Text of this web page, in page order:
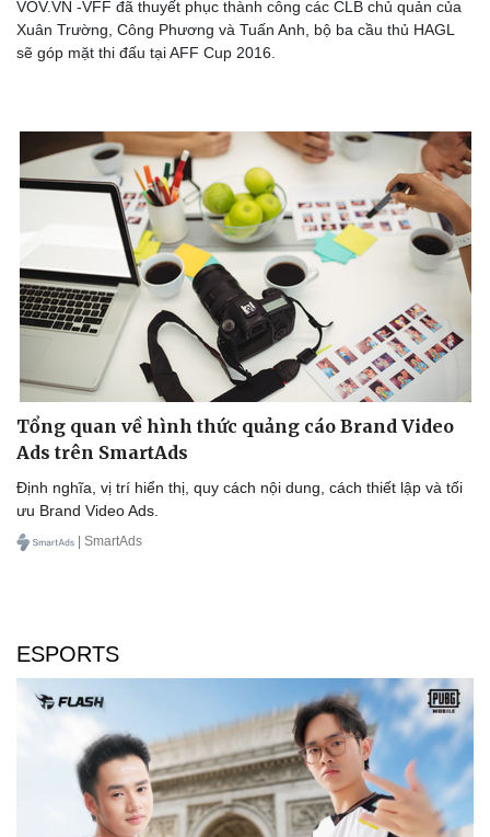
Sức khỏe
Dinh dưỡng - món ngon
Sản phụ khoa
Nhi khoa
Nam khoa
Làm đẹp - giảm cân
Đời sống
Nhà đẹp
Blog
Tình yêu - Gia đình
VOV.VN -VFF đã thuyết phục thành công các CLB chủ quản của
Xuân Trường, Công Phương và Tuấn Anh, bộ ba cầu thủ HAGL
sẽ góp mặt thi đấu tại AFF Cup 2016.
Tổng quan về hình thức quảng cáo Brand Video
Ads trên SmartAds
Định nghĩa, vị trí hiển thị, quy cách nội dung, cách thiết lập và tối
ưu Brand Video Ads.
| SmartAds
ESPORTS